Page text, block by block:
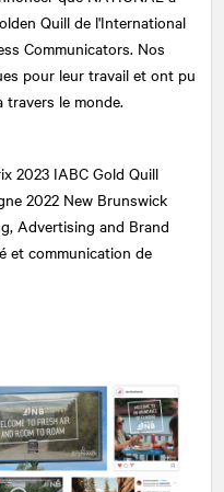
Quill de l'International
Communicators. Nos
pour leur travail et ont pu
le monde.
2023 IABC Gold Quill
2022 New Brunswick
Advertising and Brand
et communication de